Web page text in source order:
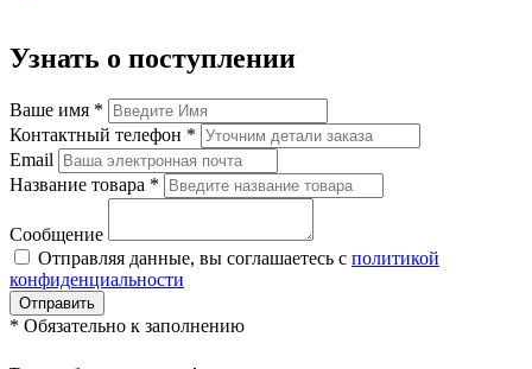
Узнать о поступлении
Ваше имя *
Контактный телефон *
Email
Название товара *
Сообщение
Отправляя данные, вы соглашаетесь с политикой
конфиденциальности
Отправить
* Обязательно к заполнению